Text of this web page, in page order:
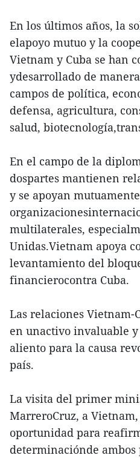
En los últimos años, la
elapoyo mutuo y la
Vietnam y Cuba se han
ydesarrollado de
campos de política,
defensa, agricultura,
salud,
En el campo de la
dospartes mantienen
y se apoyan
multilaterales,
Unidas.Vietnam apoya
levantamiento del
financierocontra Cuba.
Las relaciones Vietnam-
en unactivo invaluable
aliento para la causa
país.
La visita del primer
MarreroCruz, a
oportunidad para
determinaciónde ambos